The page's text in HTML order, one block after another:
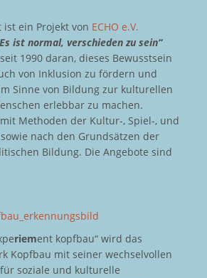
ist ein Projekt von ECHO e.V.
ist normal, verschieden zu sein“
seit 1990 daran, dieses Bewusstsein
von Inklusion zu fördern und
Sinne von Bildung zur kulturellen
erlebbar zu machen.
Methoden der Kultur-, Spiel-, und
nach den Grundsätzen der
Bildung. Die Angebote sind
riement kopfbau“ wird das
Kopfbau mit seiner wechselvollen
soziale und kulturelle